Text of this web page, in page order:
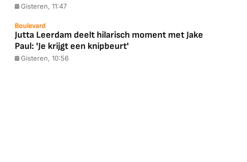
Gisteren, 11:47
Boulevard
Jutta Leerdam deelt hilarisch moment met Jake
Paul: 'Je krijgt een knipbeurt'
Gisteren, 10:56